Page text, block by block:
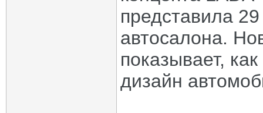
представила
автосалона.
показывает,
дизайн